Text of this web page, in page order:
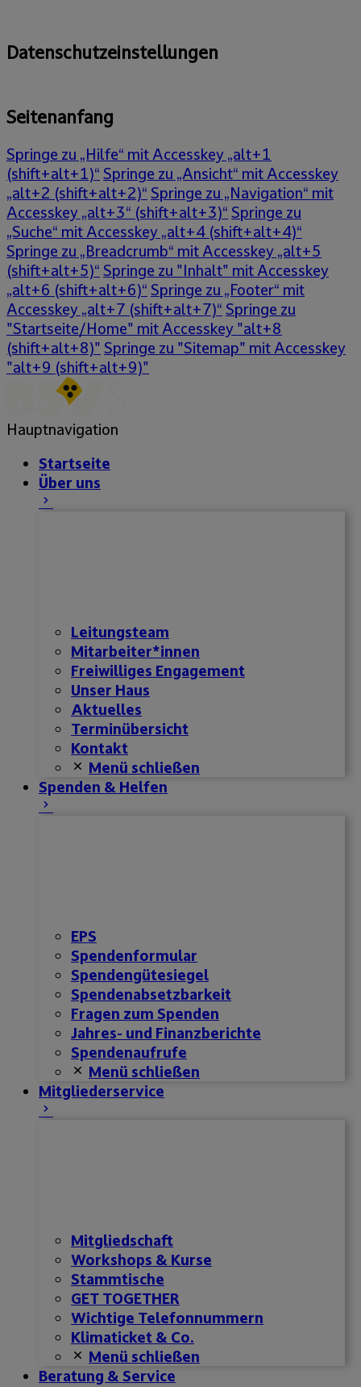
Datenschutzeinstellungen
Seitenanfang
Springe zu „Hilfe“ mit Accesskey „alt+1
(shift+alt+1)“ Springe zu „Ansicht“ mit Accesskey
„alt+2 (shift+alt+2)“ Springe zu „Navigation“ mit
Accesskey „alt+3“ (shift+alt+3)“ Springe zu
„Suche“ mit Accesskey „alt+4 (shift+alt+4)“
Springe zu „Breadcrumb“ mit Accesskey „alt+5
(shift+alt+5)“ Springe zu "Inhalt" mit Accesskey
„alt+6 (shift+alt+6)“ Springe zu „Footer“ mit
Accesskey „alt+7 (shift+alt+7)“ Springe zu
"Startseite/Home" mit Accesskey "alt+8
(shift+alt+8)" Springe zu "Sitemap" mit Accesskey
"alt+9 (shift+alt+9)"
Hauptnavigation
Startseite
Über uns
Leitungsteam
Mitarbeiter*innen
Freiwilliges Engagement
Unser Haus
Aktuelles
Terminübersicht
Kontakt
Menü schließen
Spenden & Helfen
EPS
Spendenformular
Spendengütesiegel
Spendenabsetzbarkeit
Fragen zum Spenden
Jahres- und Finanzberichte
Spendenaufrufe
Menü schließen
Mitgliederservice
Mitgliedschaft
Workshops & Kurse
Stammtische
GET TOGETHER
Wichtige Telefonnummern
Klimaticket & Co.
Menü schließen
Beratung & Service